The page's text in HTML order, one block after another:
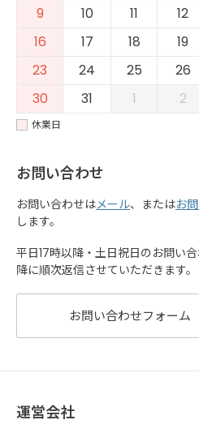
9
10 11 12
16
17 18 19
23
24 25 26
30
31 1 2
休業日
お問い合わせ
お問い合わせはメール、またはお
します。
平日17時以降・土日祝日のお問い
降に順次返信させていただきます。
お問い合わせフォーム
運営会社